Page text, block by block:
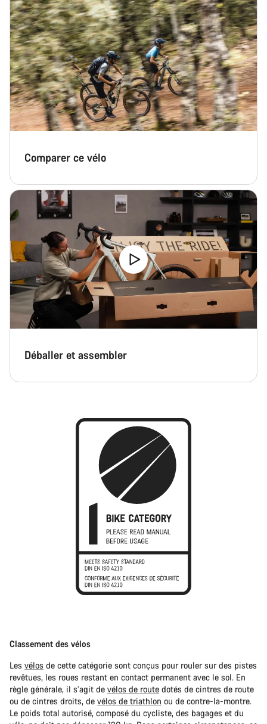
Comparer ce vélo
Déballer et assembler
Classement des vélos
Les vélos de cette catégorie sont conçus pour rouler sur des pistes
revêtues, les roues restant en contact permanent avec le sol. En
règle générale, il s’agit de vélos de route dotés de cintres de route
ou de cintres droits, de vélos de triathlon ou de contre-la-montre.
Le poids total autorisé, composé du cycliste, des bagages et du
Nos experts du service client vous attendent pour
répondre à vos questions.
Démarrer le Chat
Fermer